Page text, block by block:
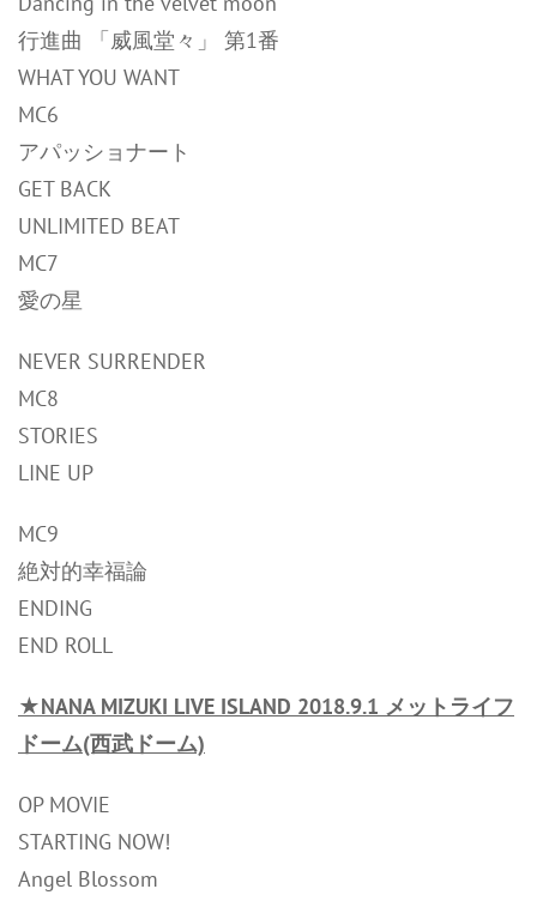
行進曲 「威風堂々」 第1番
WHAT YOU WANT
MC6
アパッショナート
GET BACK
UNLIMITED BEAT
MC7
愛の星
NEVER SURRENDER
MC8
STORIES
LINE UP
MC9
絶対的幸福論
ENDING
END ROLL
★NANA MIZUKI LIVE ISLAND 2018.9.1 メットライフ
ドーム(西武ドーム)
OP MOVIE
STARTING NOW!
Angel Blossom